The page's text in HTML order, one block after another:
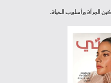
المرأة وأسلوب الحياة.